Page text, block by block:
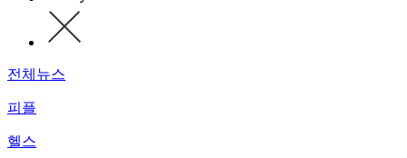
전체뉴스
피플
헬스